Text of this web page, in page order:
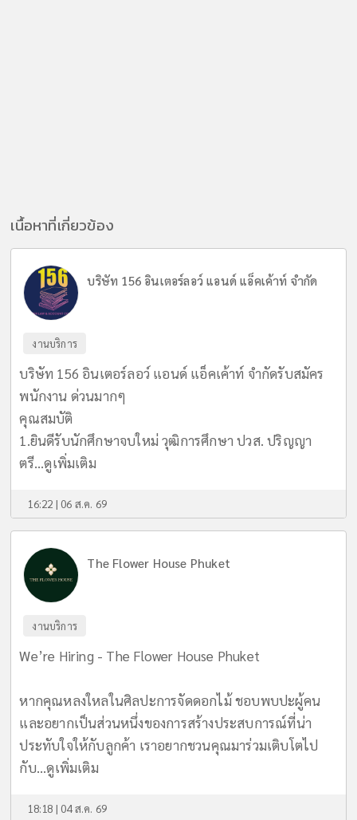
เนื้อหาที่เกี่ยวข้อง
บริษัท 156 อินเตอร์ลอว์ แอนด์ แอ็คเค้าท์ จำกัด
งานบริการ
บริษัท 156 อินเตอร์ลอว์ แอนด์ แอ็คเค้าท์ จำกัดรับสมัคร
พนักงาน ด่วนมากๆ
คุณสมบัติ
1.ยินดีรับนักศึกษาจบใหม่ วุฒิการศึกษา ปวส. ปริญญา
ตรี...ดูเพิ่มเติม
16:22 | 06 ส.ค. 69
The Flower House Phuket
งานบริการ
We’re Hiring - The Flower House Phuket
หากคุณหลงใหลในศิลปะการจัดดอกไม้ ชอบพบปะผู้คน
และอยากเป็นส่วนหนึ่งของการสร้างประสบการณ์ที่น่า
ประทับใจให้กับลูกค้า เราอยากชวนคุณมาร่วมเติบโตไป
กับ...ดูเพิ่มเติม
18:18 | 04 ส.ค. 69